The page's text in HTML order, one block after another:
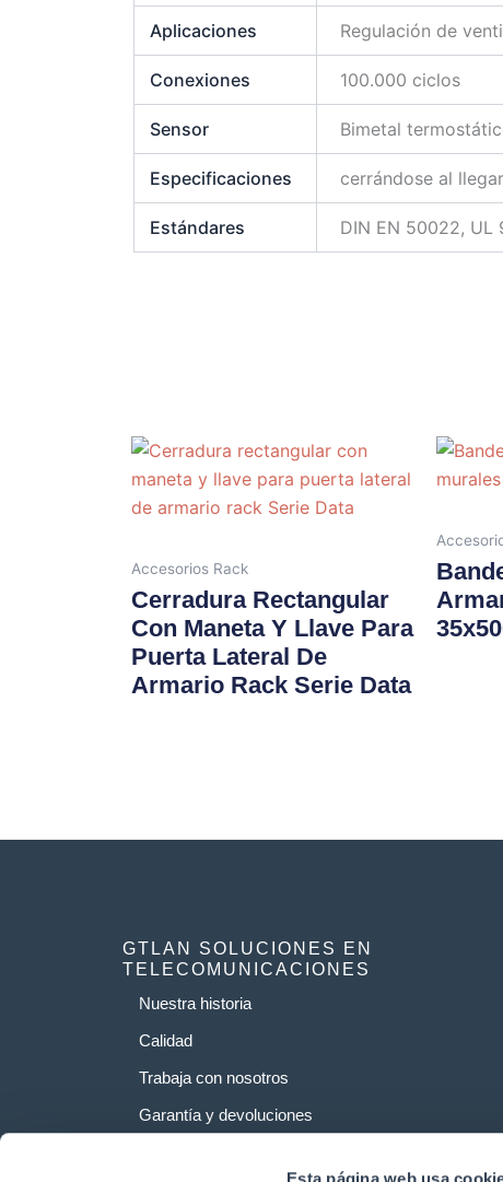
Esta página web usa
Aplicaciones Regulación de
Conexiones 100.000 ciclos
Sensor Bimetal
Especificaciones cerrándose al
Estándares DIN EN 50022, UL
Accesorios Rack
Cerradura Rectangular
Con Maneta Y Llave Para
Puerta Lateral De
Armario Rack Serie Data
GTLAN SOLUCIONES EN
TELECOMUNICACIONES
Nuestra historia
Calidad
Trabaja con nosotros
Garantía y devoluciones